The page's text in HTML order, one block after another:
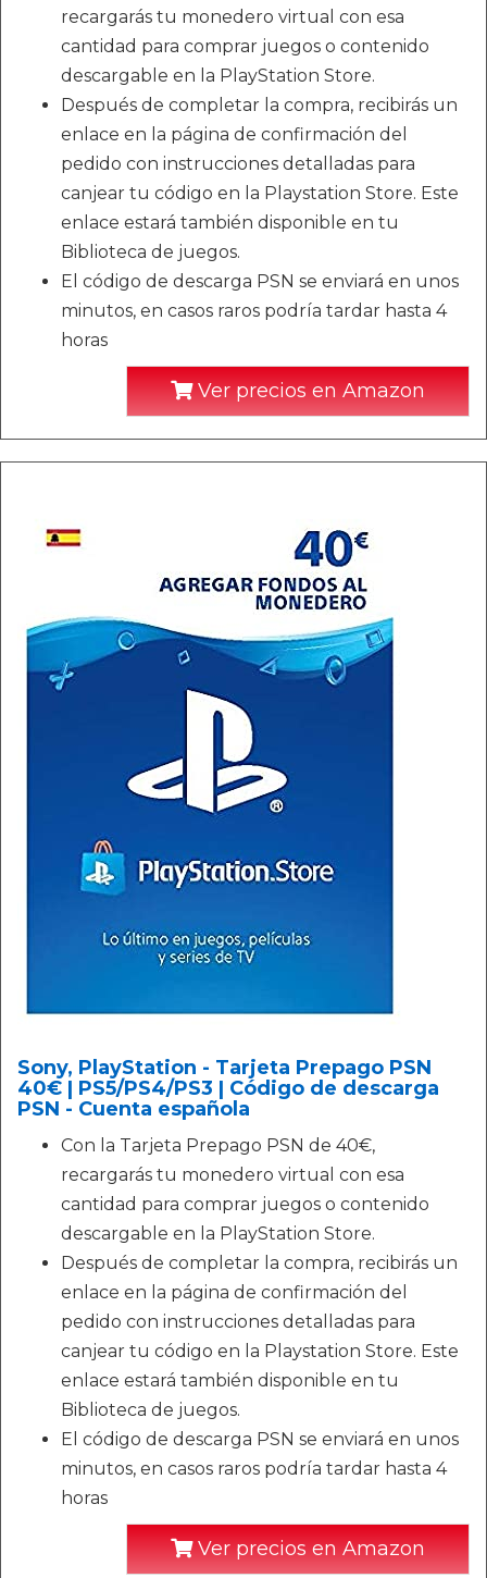
recargarás tu monedero virtual con esa
cantidad para comprar juegos o contenido
descargable en la PlayStation Store.
Después de completar la compra, recibirás un
enlace en la página de confirmación del
pedido con instrucciones detalladas para
canjear tu código en la Playstation Store. Este
enlace estará también disponible en tu
Biblioteca de juegos.
El código de descarga PSN se enviará en unos
minutos, en casos raros podría tardar hasta 4
horas
Ver precios en Amazon
Sony, PlayStation - Tarjeta Prepago PSN
40€ | PS5/PS4/PS3 | Código de descarga
PSN - Cuenta española
Con la Tarjeta Prepago PSN de 40€,
recargarás tu monedero virtual con esa
cantidad para comprar juegos o contenido
descargable en la PlayStation Store.
Después de completar la compra, recibirás un
enlace en la página de confirmación del
pedido con instrucciones detalladas para
canjear tu código en la Playstation Store. Este
enlace estará también disponible en tu
Biblioteca de juegos.
El código de descarga PSN se enviará en unos
minutos, en casos raros podría tardar hasta 4
horas
Ver precios en Amazon